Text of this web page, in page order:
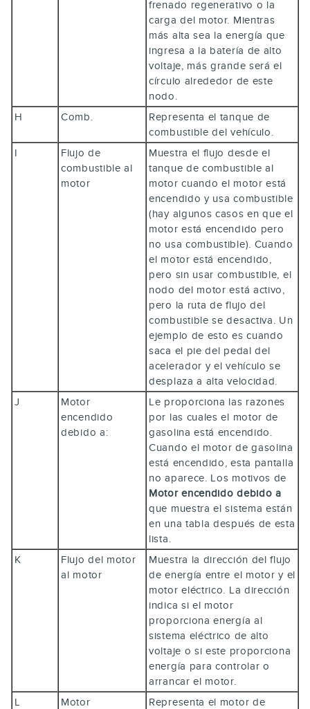
frenado regenerativo o la
carga del motor. Mientras
más alta sea la energía que
ingresa a la batería de alto
voltaje, más grande será el
círculo alrededor de este
nodo.
H
Comb.
Representa el tanque de
combustible del vehículo.
I
Flujo de
combustible al
motor
Muestra el flujo desde el
tanque de combustible al
motor cuando el motor está
encendido y usa combustible
(hay algunos casos en que el
motor está encendido pero
no usa combustible). Cuando
el motor está encendido,
pero sin usar combustible, el
nodo del motor está activo,
pero la ruta de flujo del
combustible se desactiva. Un
ejemplo de esto es cuando
saca el pie del pedal del
acelerador y el vehículo se
desplaza a alta velocidad.
J
Motor
encendido
debido a:
Le proporciona las razones
por las cuales el motor de
gasolina está encendido.
Cuando el motor de gasolina
está encendido, esta pantalla
no aparece. Los motivos de
Motor encendido debido a
que muestra el sistema están
en una tabla después de esta
lista.
K
Flujo del motor
al motor
Muestra la dirección del flujo
de energía entre el motor y el
motor eléctrico. La dirección
indica si el motor
proporciona energía al
sistema eléctrico de alto
voltaje o si este proporciona
energía para controlar o
arrancar el motor.
L
Motor
Representa el motor de